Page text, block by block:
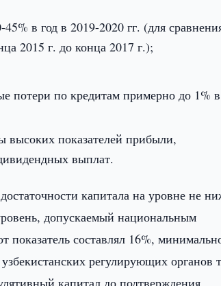
в год в 2019-2020 гг. (для
2015 г. до конца 2017 г.);
потери по кредитам примерно до 1%
высоких показателей прибыли,
выплат.
капитала на уровне не
допускаемый национальным
показатель составлял 16%,
регулирующих органов
капитал до подтверждения